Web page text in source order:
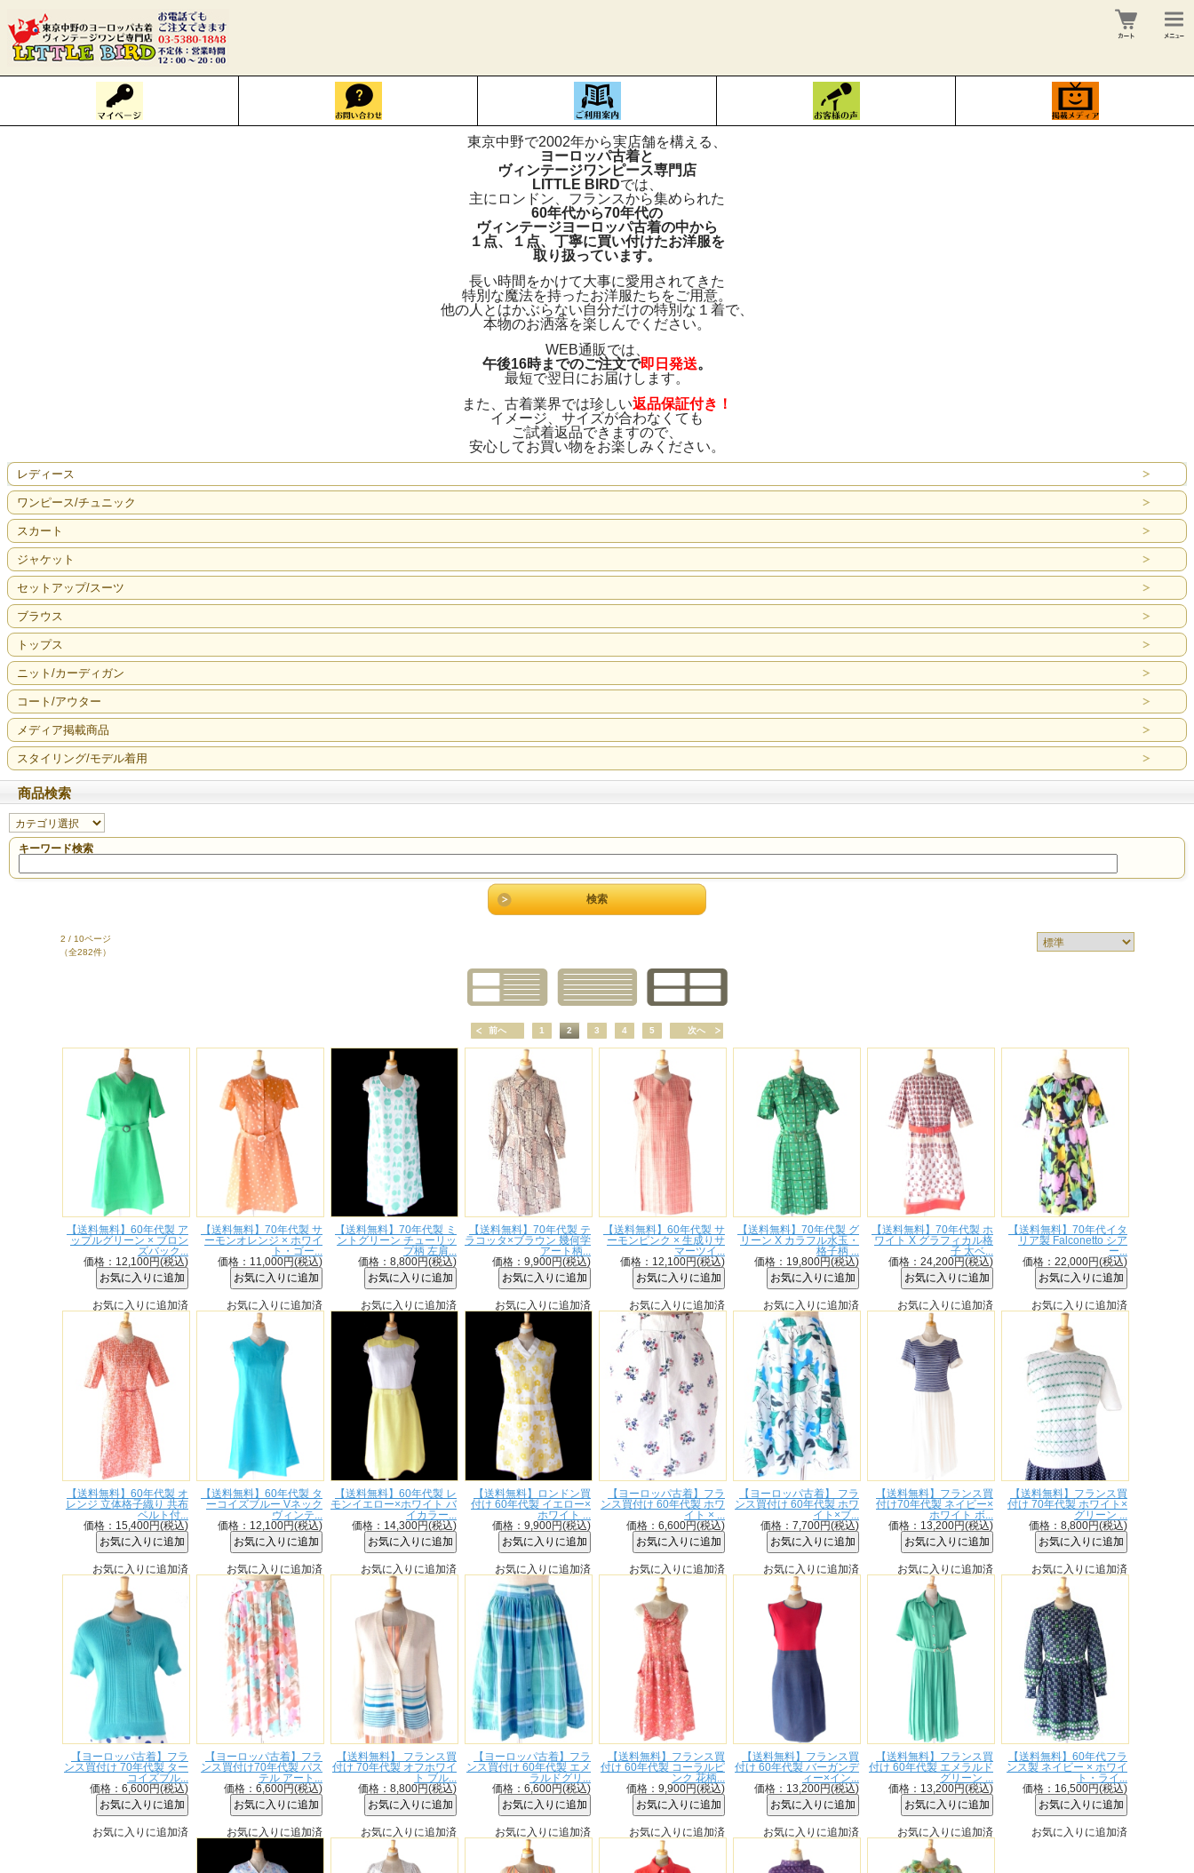
東京中野で2002年から実店舗を構える、
ヨーロッパ古着と
ヴィンテージワンピース専門店
LITTLE BIRDでは、
主にロンドン、フランスから集められた
60年代から70年代の
ヴィンテージヨーロッパ古着の中から
１点、１点、丁寧に買い付けたお洋服を
取り扱っています。
長い時間をかけて大事に愛用されてきた
特別な魔法を持ったお洋服たちをご用意。
他の人とはかぶらない自分だけの特別な１着で、
本物のお洒落を楽しんでください。
WEB通販では、
午後16時までのご注文で即日発送。
最短で翌日にお届けします。
また、古着業界では珍しい返品保証付き！
イメージ、サイズが合わなくても
ご試着返品できますので、
安心してお買い物をお楽しみください。
レディース
ワンピース/チュニック
スカート
ジャケット
セットアップ/スーツ
ブラウス
トップス
ニット/カーディガン
コート/アウター
メディア掲載商品
スタイリング/モデル着用
商品検索
キーワード検索
2 / 10ページ
（全282件）
前へ 1 2 3 4 5 次へ
【送料無料】60年代製 ア
ップルグリーン × ブロン
ズバック...
価格：12,100円(税込)
お気に入りに追加済
【送料無料】70年代製 サ
ーモンオレンジ × ホワイ
ト・ゴー...
価格：11,000円(税込)
お気に入りに追加済
【送料無料】70年代製 ミ
ントグリーン チューリッ
プ柄 左肩...
価格：8,800円(税込)
お気に入りに追加済
【送料無料】70年代製 テ
ラコッタ×ブラウン 幾何学
アート柄...
価格：9,900円(税込)
お気に入りに追加済
【送料無料】60年代製 サ
ーモンピンク × 生成りサ
マーツイ...
価格：12,100円(税込)
お気に入りに追加済
【送料無料】70年代製 グ
リーン X カラフル水玉・
格子柄 ...
価格：19,800円(税込)
お気に入りに追加済
【送料無料】70年代製 ホ
ワイト X グラフィカル格
子 太ベ...
価格：24,200円(税込)
お気に入りに追加済
【送料無料】70年代イタ
リア製 Falconetto シア
ー...
価格：22,000円(税込)
お気に入りに追加済
【送料無料】60年代製 オ
レンジ 立体格子織り 共布
ベルト付...
価格：15,400円(税込)
お気に入りに追加済
【送料無料】60年代製 タ
ーコイズブルー Vネック
ヴィンテ...
価格：12,100円(税込)
お気に入りに追加済
【送料無料】60年代製 レ
モンイエロー×ホワイト バ
イカラー...
価格：14,300円(税込)
お気に入りに追加済
【送料無料】ロンドン買
付け 60年代製 イエロー×
ホワイト ...
価格：9,900円(税込)
お気に入りに追加済
【ヨーロッパ古着】フラ
ンス買付け 60年代製 ホワ
イト × ...
価格：6,600円(税込)
お気に入りに追加済
【ヨーロッパ古着】 フラ
ンス買付け 60年代製 ホワ
イト×ブ...
価格：7,700円(税込)
お気に入りに追加済
【送料無料】フランス買
付け70年代製 ネイビー×
ホワイト ボ...
価格：13,200円(税込)
お気に入りに追加済
【送料無料】フランス買
付け 70年代製 ホワイト×
グリーン ...
価格：8,800円(税込)
お気に入りに追加済
【ヨーロッパ古着】フラ
ンス買付け 70年代製 ター
コイズブル...
価格：6,600円(税込)
お気に入りに追加済
【ヨーロッパ古着】フラ
ンス買付け70年代製 パス
テル アート...
価格：6,600円(税込)
お気に入りに追加済
【送料無料】 フランス買
付け 70年代製 オフホワイ
ト ブル...
価格：8,800円(税込)
お気に入りに追加済
【ヨーロッパ古着】フラ
ンス買付け 60年代製 エメ
ラルドグリ...
価格：6,600円(税込)
お気に入りに追加済
【送料無料】フランス買
付け 60年代製 コーラルピ
ンク 花柄...
価格：9,900円(税込)
お気に入りに追加済
【送料無料】フランス買
付け 60年代製 バーガンデ
ィー×イン...
価格：13,200円(税込)
お気に入りに追加済
【送料無料】フランス買
付け 60年代製 エメラルド
グリーン ...
価格：13,200円(税込)
お気に入りに追加済
【送料無料】60年代フラ
ンス製 ネイビー × ホワイ
ト・ライ...
価格：16,500円(税込)
お気に入りに追加済